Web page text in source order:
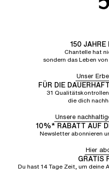
150 JAHRE
Chantelle hat
sondern das Leben
Unser
FÜR DIE
31
die dich
Unsere
10%* RABATT AUF
Newsletter abonnieren
Hier
GRATIS
Du hast 14 Tage Zeit, um